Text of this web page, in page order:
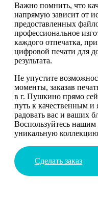
Важно помнить, что
напрямую зависит от
предоставленных
профессиональное
каждого отпечатка,
цифровой печати для
результата.
Не упустите
моменты, заказав
в г. Пушкино прямо
путь к качественным и
радовать вас и ваших
Воспользуйтесь нашим
уникальную
Сделать заказ